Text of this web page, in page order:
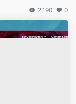
2,190 0